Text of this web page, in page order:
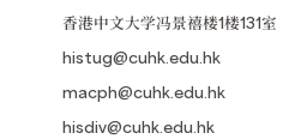
香港中文大学冯景禧楼1楼131室
histug@cuhk.edu.hk
macph@cuhk.edu.hk
hisdiv@cuhk.edu.hk